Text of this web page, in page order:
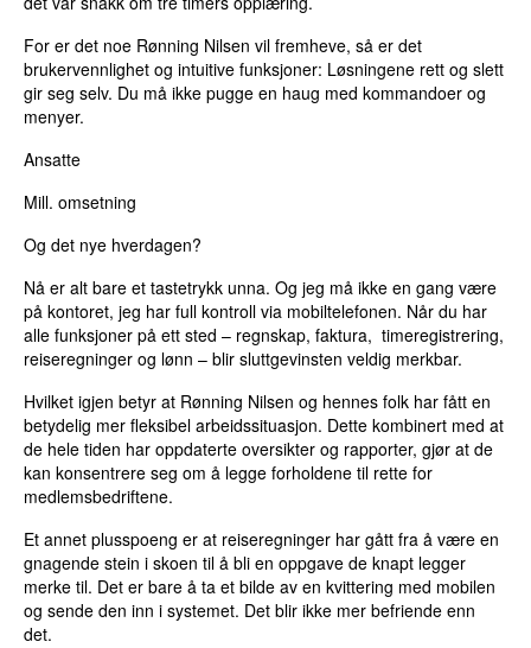
For er det noe Rønning Nilsen vil fremheve, så er det
brukervennlighet og intuitive funksjoner: Løsningene rett og slett
gir seg selv. Du må ikke pugge en haug med kommandoer og
menyer.
Ansatte
Mill. omsetning
Og det nye hverdagen?
Nå er alt bare et tastetrykk unna. Og jeg må ikke en gang være
på kontoret, jeg har full kontroll via mobiltelefonen. Når du har
alle funksjoner på ett sted – regnskap, faktura, timeregistrering,
reiseregninger og lønn – blir sluttgevinsten veldig merkbar.
Hvilket igjen betyr at Rønning Nilsen og hennes folk har fått en
betydelig mer fleksibel arbeidssituasjon. Dette kombinert med at
de hele tiden har oppdaterte oversikter og rapporter, gjør at de
kan konsentrere seg om å legge forholdene til rette for
medlemsbedriftene.
Et annet plusspoeng er at reiseregninger har gått fra å være en
gnagende stein i skoen til å bli en oppgave de knapt legger
merke til. Det er bare å ta et bilde av en kvittering med mobilen
og sende den inn i systemet. Det blir ikke mer befriende enn
det.